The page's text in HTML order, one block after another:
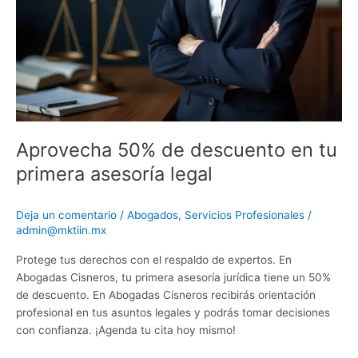
Aprovecha 50% de descuento en tu
primera asesoría legal
Deja un comentario / Abogados, Servicios Profesionales /
admin@mktiin.mx
Protege tus derechos con el respaldo de expertos. En
Abogadas Cisneros, tu primera asesoría jurídica tiene un 50%
de descuento. En Abogadas Cisneros recibirás orientación
profesional en tus asuntos legales y podrás tomar decisiones
con confianza. ¡Agenda tu cita hoy mismo!